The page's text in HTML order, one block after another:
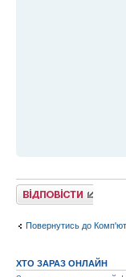
Відповісти
Повернутись до
ХТО ЗАРАЗ ОНЛАЙН